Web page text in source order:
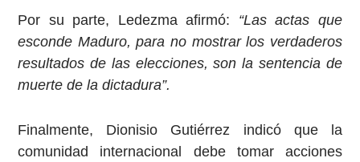
Por su parte, Ledezma afirmó: “Las actas que
esconde Maduro, para no mostrar los verdaderos
resultados de las elecciones, son la sentencia de
muerte de la dictadura”.
Finalmente, Dionisio Gutiérrez indicó que la
comunidad internacional debe tomar acciones